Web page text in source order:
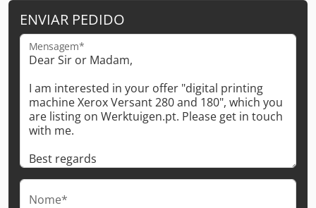
ENVIAR PEDIDO
Mensagem*
Nome*